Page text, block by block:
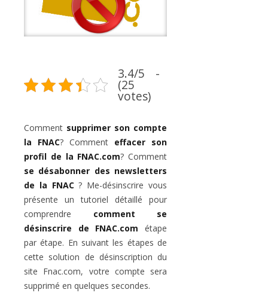
3.4/5 -
(25
votes)
Comment supprimer son compte
la FNAC? Comment effacer son
profil de la FNAC.com? Comment
se désabonner des newsletters
de la FNAC? Me-désinscrire vous
présente un tutoriel détaillé pour
comprendre comment se
désinscrire de FNAC.com étape
par étape. En suivant les étapes de
cette solution de désinscription du
site Fnac.com, votre compte sera
supprimé en quelques secondes.